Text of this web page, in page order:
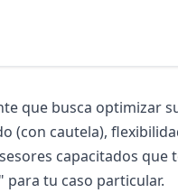
que busca optimizar
(con cautela),
capacitados
tu caso particular.